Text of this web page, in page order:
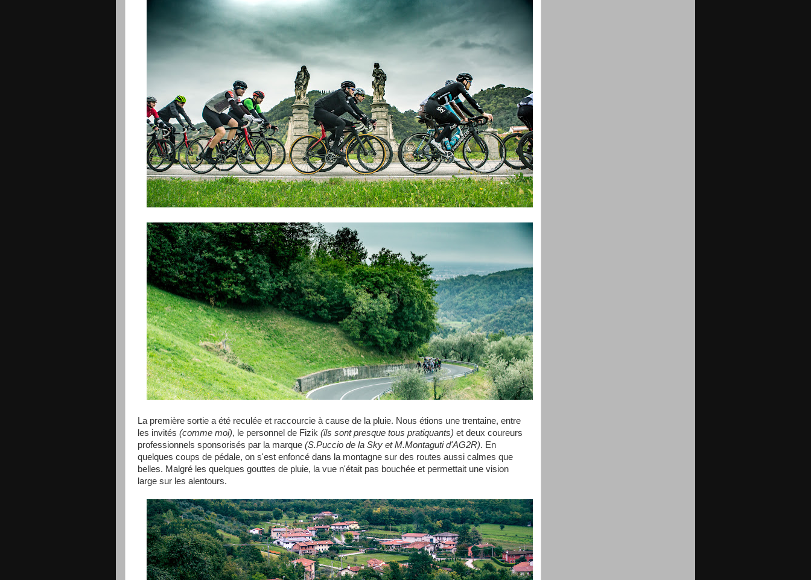
La première sortie a été reculée et raccourcie à cause de la pluie. Nous étions une trentaine, entre
les invités (comme moi), le personnel de Fizik (ils sont presque tous pratiquants) et deux coureurs
professionnels sponsorisés par la marque (S.Puccio de la Sky et M.Montaguti d'AG2R). En
quelques coups de pédale, on s'est enfoncé dans la montagne sur des routes aussi calmes que
belles. Malgré les quelques gouttes de pluie, la vue n'était pas bouchée et permettait une vision
large sur les alentours.